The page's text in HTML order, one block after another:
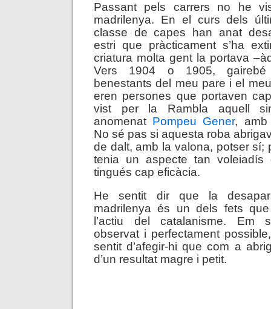
Passant pels carrers no he
madrilenya. En el curs dels
classe de capes han anat
estri que pràcticament s’ha
criatura molta gent la portava
Vers 1904 o 1905,
benestants del meu pare i el
eren persones que portaven
vist per la Rambla aquell
anomenat Pompeu Gener, amb
No sé pas si aquesta roba
de dalt, amb la valona, potser sí;
tenia un aspecte tan
tingués cap eficàcia.
He sentit dir que la
madrilenya és un dels fets
l’actiu del catalanisme. Em
observat i perfectament
sentit d’afegir-hi que com a
d’un resultat magre i petit.